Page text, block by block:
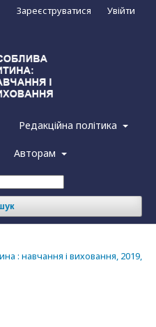
Редакційна політика
Авторам
Зареєструватися Увійти
: навчання і виховання, 2019,